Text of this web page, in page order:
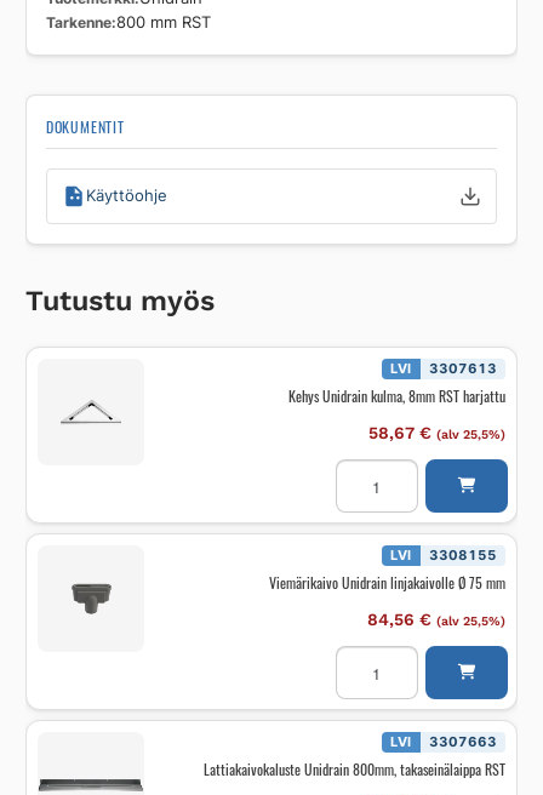
Tarkenne 800 mm RST
DOKUMENTIT
Käyttöohje
Tutustu myös
LVI 3307613
Kehys Unidrain kulma, 8mm RST harjattu
58,67 € (alv 25,5%)
Kehys
Unidrain
kulma,
8mm
RST
harjattu
määrä
LVI 3308155
Viemärikaivo Unidrain linjakaivolle Ø 75 mm
84,56 € (alv 25,5%)
Viemärikaivo
Unidrain
linjakaivolle
Ø
75
määrä
LVI 3307663
Lattiakaivokaluste Unidrain 800mm, takaseinälaippa RST